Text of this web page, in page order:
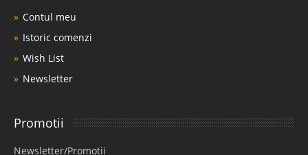
Contul meu
Istoric comenzi
Wish List
Newsletter
Promotii
Newsletter/Promotii